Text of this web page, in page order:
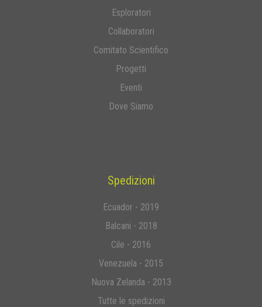
Esploratori
Collaboratori
Comitato Scientifico
Progetti
Eventi
Dove Siamo
Spedizioni
Ecuador - 2019
Balcani - 2018
Cile - 2016
Venezuela - 2015
Nuova Zelanda - 2013
Tutte le spedizioni